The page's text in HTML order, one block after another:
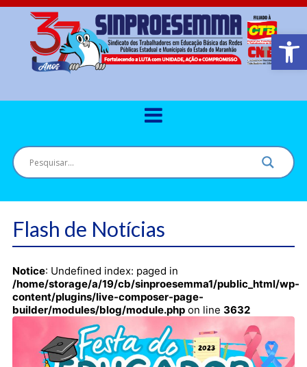
Barra de
Flash de Notícias
Notice: Undefined index: paged in
/home/storage/a/19/cb/sinproesemma1/public_html/wp-
content/plugins/live-composer-page-
builder/modules/blog/module.phpon line 3632